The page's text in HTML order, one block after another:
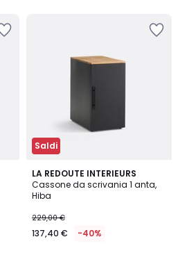
Saldi
LA REDOUTE INTERIEURS
Cassone da scrivania 1 anta,
Hiba
229,00 €
137,40 € -40%
1,8
/
5